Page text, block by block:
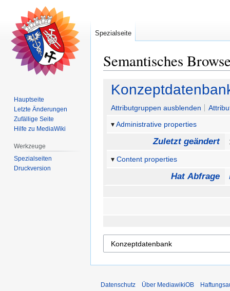
Semantisches
Zur
Navigation
springen
Zur
Suche
springen
Attributgruppen ausblenden
Administrative properties
Zuletzt geändert
Content properties
Hat Abfrage
Spezialseite
Hauptseite
Letzte Änderungen
Zufällige Seite
Hilfe zu MediaWiki
Werkzeuge
Spezialseiten
Druckversion
Datenschutz Über MediawikiOB